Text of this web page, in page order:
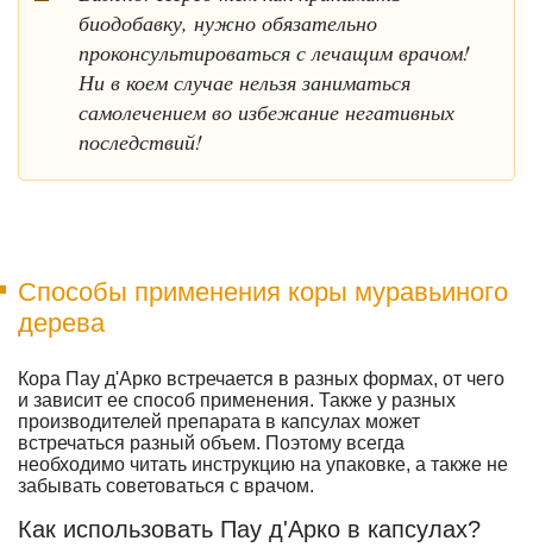
биодобавку, нужно обязательно
проконсультироваться с лечащим врачом!
Ни в коем случае нельзя заниматься
самолечением во избежание негативных
последствий!
Способы применения коры муравьиного
дерева
Кора Пау д'Арко встречается в разных формах, от чего
и зависит ее способ применения. Также у разных
производителей препарата в капсулах может
встречаться разный объем. Поэтому всегда
необходимо читать инструкцию на упаковке, а также не
забывать советоваться с врачом.
Как использовать Пау д'Арко в капсулах?